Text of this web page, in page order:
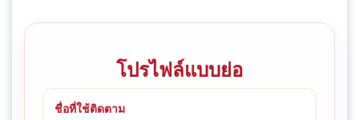
โปรไฟล์แบบย่อ
ชื่อที่ใช้ติดตาม